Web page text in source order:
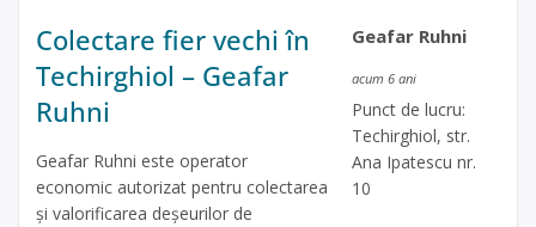
Colectare fier vechi în
Techirghiol – Geafar
Ruhni
Geafar Ruhni este operator
economic autorizat pentru colectarea
și valorificarea deșeurilor de
Geafar Ruhni
acum 6 ani
Punct de lucru:
Techirghiol, str.
Ana Ipatescu nr.
10